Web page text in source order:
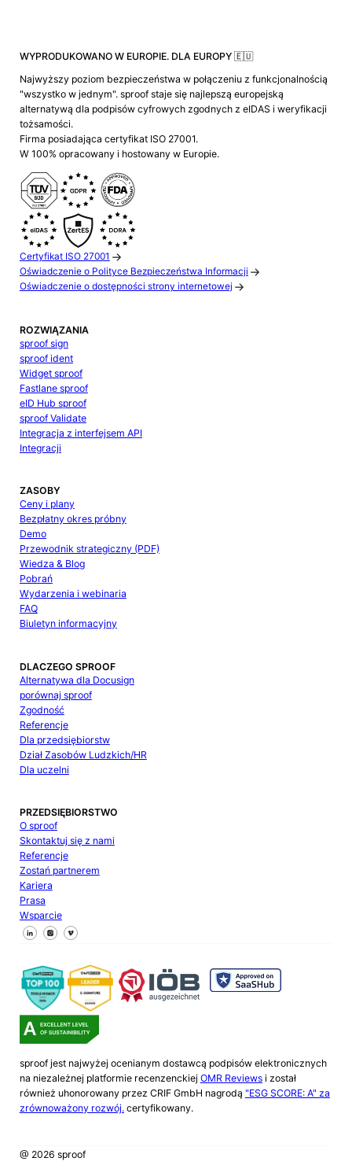
WYPRODUKOWANO W EUROPIE. DLA EUROPY 🇪🇺
Najwyższy poziom bezpieczeństwa w połączeniu z funkcjonalnością
"wszystko w jednym". sproof staje się najlepszą europejską
alternatywą dla podpisów cyfrowych zgodnych z eIDAS i weryfikacji
tożsamości.
Firma posiadająca certyfikat ISO 27001.
W 100% opracowany i hostowany w Europie.
Certyfikat ISO 27001
Oświadczenie o Polityce Bezpieczeństwa Informacji
Oświadczenie o dostępności strony internetowej
ROZWIĄZANIA
sproof sign
sproof ident
Widget sproof
Fastlane sproof
eID Hub sproof
sproof Validate
Integracja z interfejsem API
Integracji
ZASOBY
Ceny i plany
Bezpłatny okres próbny
Demo
Przewodnik strategiczny (PDF)
Wiedza & Blog
Pobrań
Wydarzenia i webinaria
FAQ
Biuletyn informacyjny
DLACZEGO SPROOF
Alternatywa dla Docusign
porównaj sproof
Zgodność
Referencje
Dla przedsiębiorstw
Dział Zasobów Ludzkich/HR
Dla uczelni
PRZEDSIĘBIORSTWO
O sproof
Skontaktuj się z nami
Referencje
Zostań partnerem
Kariera
Prasa
Wsparcie
Śledź nas na Facebooku
Śledź nas na X
Śledź nas na LinkedIn
sproof jest najwyżej ocenianym dostawcą podpisów elektronicznych
na niezależnej platformie recenzenckiej OMR Reviewsi został
również uhonorowany przez CRIF GmbH nagrodą "ESG SCORE: A" za
zrównoważony rozwój.certyfikowany.
@ 2026 sproof